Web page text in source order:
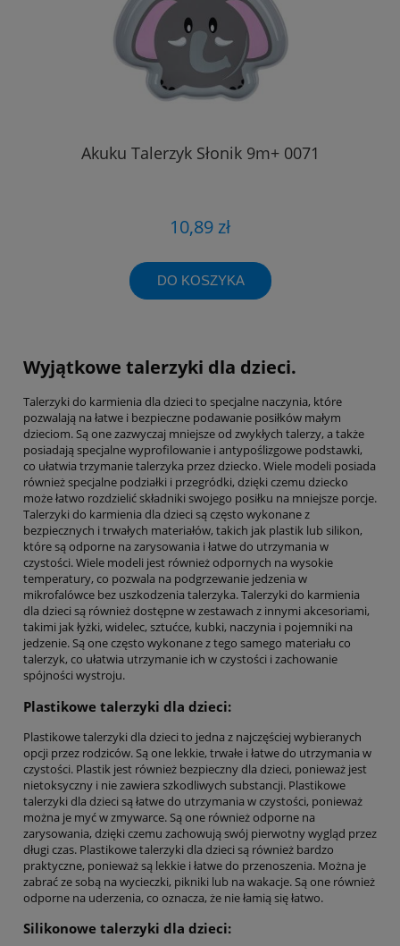
Akuku Talerzyk Słonik 9m+ 0071
10,89 zł
DO KOSZYKA
Wyjątkowe talerzyki dla dzieci.
Talerzyki do karmienia dla dzieci to specjalne naczynia, które
pozwalają na łatwe i bezpieczne podawanie posiłków małym
dzieciom. Są one zazwyczaj mniejsze od zwykłych talerzy, a także
posiadają specjalne wyprofilowanie i antypoślizgowe podstawki,
co ułatwia trzymanie talerzyka przez dziecko. Wiele modeli posiada
również specjalne podziałki i przegródki, dzięki czemu dziecko
może łatwo rozdzielić składniki swojego posiłku na mniejsze porcje.
Talerzyki do karmienia dla dzieci są często wykonane z
bezpiecznych i trwałych materiałów, takich jak plastik lub silikon,
które są odporne na zarysowania i łatwe do utrzymania w
czystości. Wiele modeli jest również odpornych na wysokie
temperatury, co pozwala na podgrzewanie jedzenia w
mikrofalówce bez uszkodzenia talerzyka. Talerzyki do karmienia
dla dzieci są również dostępne w zestawach z innymi akcesoriami,
takimi jak łyżki, widelec, sztućce, kubki, naczynia i pojemniki na
jedzenie. Są one często wykonane z tego samego materiału co
talerzyk, co ułatwia utrzymanie ich w czystości i zachowanie
spójności wystroju.
Plastikowe talerzyki dla dzieci:
Plastikowe talerzyki dla dzieci to jedna z najczęściej wybieranych
opcji przez rodziców. Są one lekkie, trwałe i łatwe do utrzymania w
czystości. Plastik jest również bezpieczny dla dzieci, ponieważ jest
nietoksyczny i nie zawiera szkodliwych substancji. Plastikowe
talerzyki dla dzieci są łatwe do utrzymania w czystości, ponieważ
można je myć w zmywarce. Są one również odporne na
zarysowania, dzięki czemu zachowują swój pierwotny wygląd przez
długi czas. Plastikowe talerzyki dla dzieci są również bardzo
praktyczne, ponieważ są lekkie i łatwe do przenoszenia. Można je
zabrać ze sobą na wycieczki, pikniki lub na wakacje. Są one również
odporne na uderzenia, co oznacza, że nie łamią się łatwo.
Silikonowe talerzyki dla dzieci: